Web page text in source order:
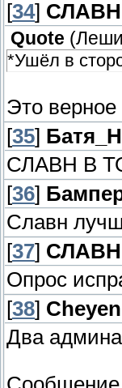
[34] СЛАВН
Quote (
*Ушёл в
Это
[35]
СЛАВН В
[36]
Славн
[37] СЛАВН
Опрос
[38]
Два